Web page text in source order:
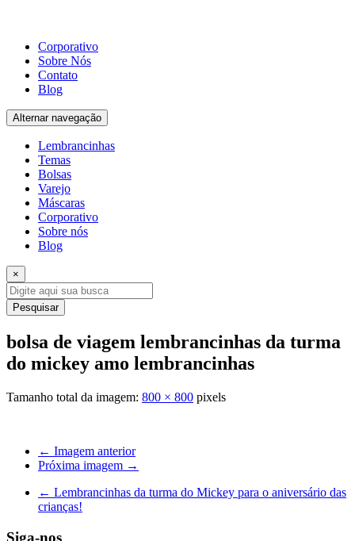
Corporativo
Sobre Nós
Contato
Blog
Alternar navegação
Lembrancinhas
Temas
Bolsas
Varejo
Máscaras
Corporativo
Sobre nós
Blog
×
Pesquisar
bolsa de viagem lembrancinhas da turma
do mickey amo lembrancinhas
Tamanho total da imagem: 800 × 800 pixels
← Imagem anterior
Próxima imagem →
← Lembrancinhas da turma do Mickey para o aniversário das
crianças!
Siga-nos